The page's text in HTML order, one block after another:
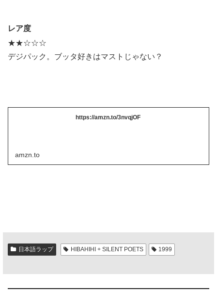
レア度
★★☆☆☆
デジパック。ブッタ好きはマストじゃない？
https://amzn.to/3nvqjOF
amzn.to
日本語ラップ HIBAHIHI + SILENT POETS 1999